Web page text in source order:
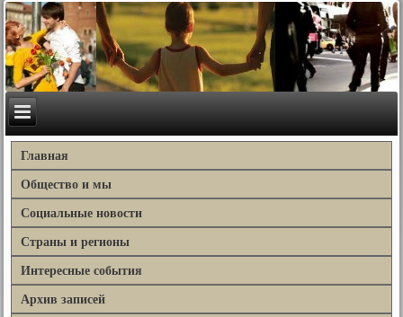
Главная
Общество и мы
Социальные новости
Страны и регионы
Интересные события
Архив записей